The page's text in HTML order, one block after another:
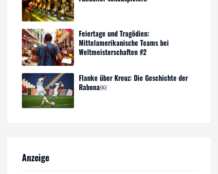
Feiertage und Tragödien:
Mittelamerikanische Teams bei
Weltmeisterschaften #2
Flanke über Kreuz: Die Geschichte der
Rabona￼
Anzeige